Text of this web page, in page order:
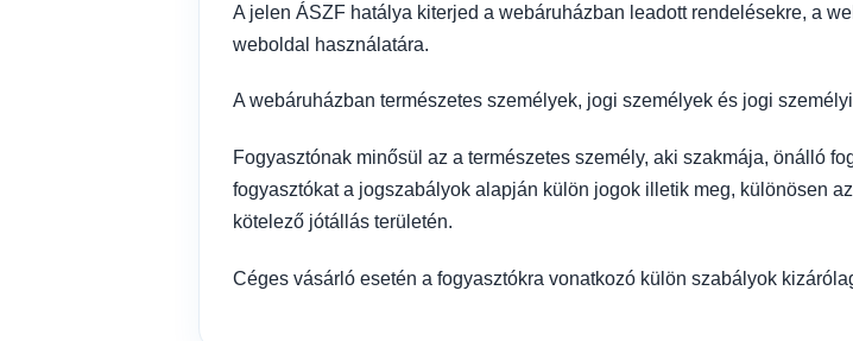
A jelen ÁSZF hatálya kiterjed a webáruházban leadott rendelésekre, a
weboldal használatára.
A webáruházban természetes személyek, jogi személyek és jogi
Fogyasztónak minősül az a természetes személy, aki szakmája, önálló
fogyasztókat a jogszabályok alapján külön jogok illetik meg, különösen
kötelező jótállás területén.
Céges vásárló esetén a fogyasztókra vonatkozó külön szabályok